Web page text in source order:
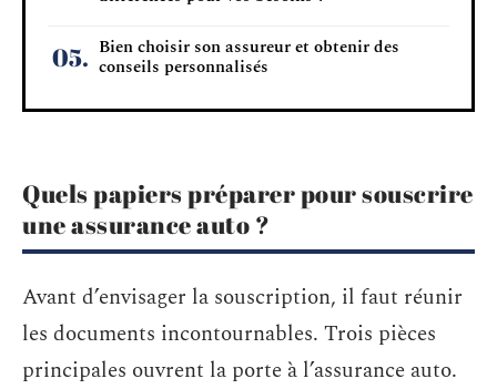
Bien choisir son assureur et obtenir des
conseils personnalisés
Quels papiers préparer pour souscrire
une assurance auto ?
Avant d’envisager la souscription, il faut réunir
les documents incontournables. Trois pièces
principales ouvrent la porte à l’assurance auto.